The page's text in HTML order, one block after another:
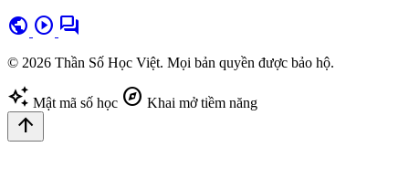
public play_circle forum
© 2026 Thần Số Học Việt. Mọi bản quyền được bảo hộ.
auto_awesome Mật mã số học explore Khai mở tiềm năng
arrow_upward